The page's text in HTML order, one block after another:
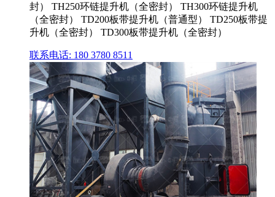
封） TH250环链提升机（全密封） TH300环链提升机
（全密封） TD200板带提升机（普通型） TD250板带提
升机（全密封） TD300板带提升机（全密封）
联系电话: 180 3780 8511